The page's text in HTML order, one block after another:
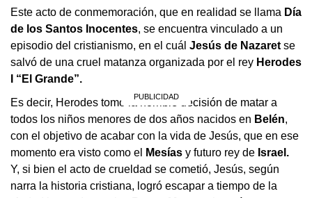
Este acto de conmemoración, que en realidad se llama Día
de los Santos Inocentes, se encuentra vinculado a un
episodio del cristianismo, en el cuál Jesús de Nazaret se
salvó de una cruel matanza organizada por el rey Herodes
I “El Grande”.
Es decir, Herodes tomó la horrible decisión de matar a
todos los niños menores de dos años nacidos en Belén,
con el objetivo de acabar con la vida de Jesús, que en ese
momento era visto como el
Mesías y futuro rey de Israel.
Y, si bien el acto de crueldad se cometió, Jesús, según
narra la historia cristiana, logró escapar a tiempo de la